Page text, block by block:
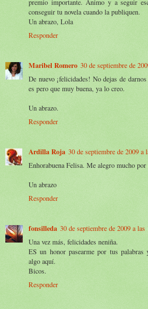
premio importante. Animo y a seguir
conseguir tu novela cuando la publiquen.
Un abrazo, Lola
Responder
Maribel Romero 30 de septiembre de
De nuevo ¡felicidades! No dejas de
es pero que muy buena, ya lo creo.
Un abrazo.
Responder
Ardilla Roja 30 de septiembre de 2009 a
Enhorabuena Felisa. Me alegro mucho
Un abrazo
Responder
fonsilleda 30 de septiembre de 2009 a las
Una vez más, felicidades neniña.
ES un honor pasearme por tus
algo aquí.
Bicos.
Responder